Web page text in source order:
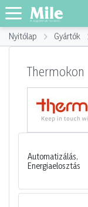
Nyitólap Gyártók
Thermokon
Automatizálás,
Energiaelosztás